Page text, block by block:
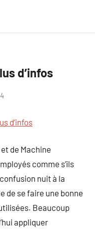
d’infos
d’infos
de Machine
comme s’ils
nuit à la
de se faire une bonne
Beaucoup
appliquer